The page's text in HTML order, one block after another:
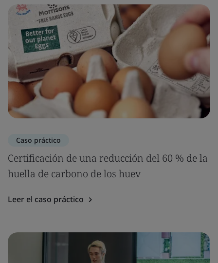
Caso práctico
Certificación de una reducción del 60 % de la
huella de carbono de los huev
Leer el caso práctico